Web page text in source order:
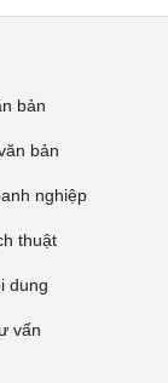
bản
bản
nghiệp
thuật
dung
vấn